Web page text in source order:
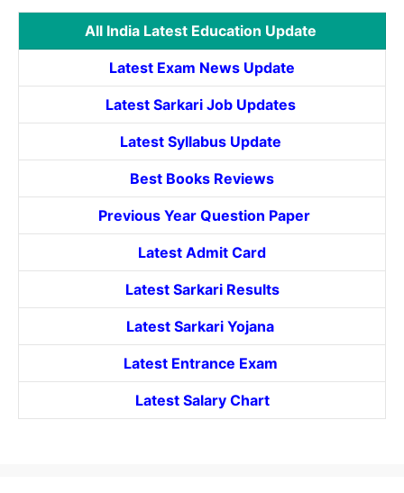
All India Latest Education Update
Latest Exam News Update
Latest Sarkari Job Updates
Latest Syllabus Update
Best Books Reviews
Previous Year Question Paper
Latest Admit Card
Latest Sarkari Results
Latest Sarkari Yojana
Latest Entrance Exam
Latest Salary Chart